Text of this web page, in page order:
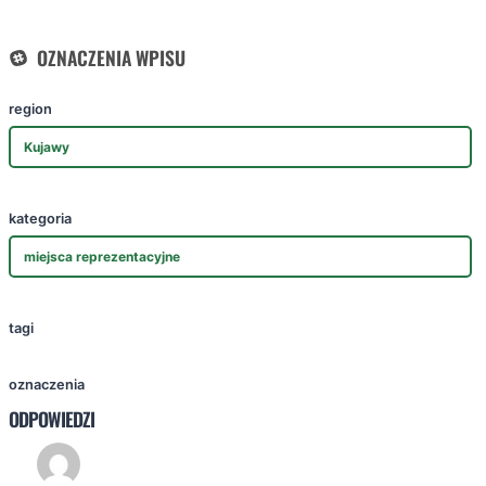
OZNACZENIA WPISU
region
Kujawy
kategoria
miejsca reprezentacyjne
tagi
oznaczenia
ODPOWIEDZI